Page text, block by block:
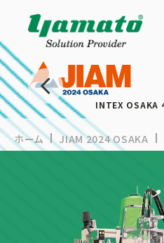
INTEX OSAKA
ホーム JIAM 2024 OSAKA